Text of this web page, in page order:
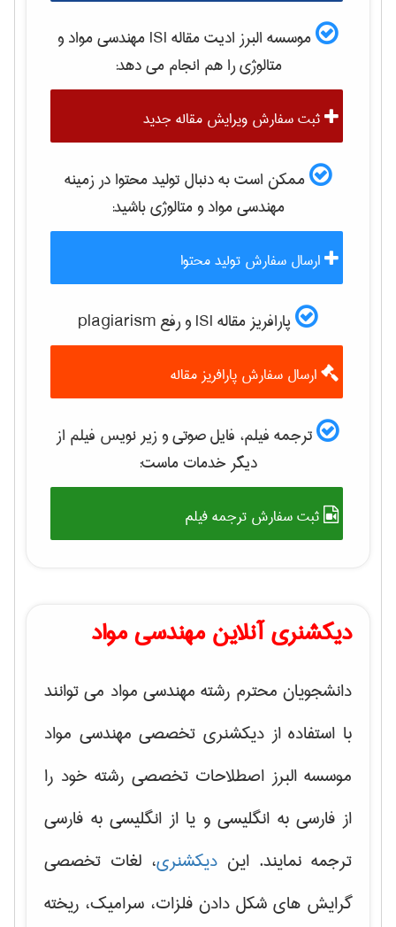
موسسه البرز ادیت مقاله ISI
مهندسی مواد و
متالوژیرا هم انجام می دهد:
ثبت سفارش ویرایش مقاله جدید
ممکن است به دنبال تولید محتوا در زمینه
مهندسی مواد و متالوژیباشید:
ارسال سفارش تولید محتوا
پارافریز مقاله ISI و رفع plagiarism
ارسال سفارش پارافریز مقاله
ترجمه فیلم، فایل صوتی و زیر نویس فیلم از
دیگر خدمات ماست:
ثبت سفارش ترجمه فیلم
دیکشنری آنلاین مهندسی مواد
دانشجویان محترم رشته مهندسی مواد می توانند
با استفاده از دیکشنری تخصصی مهندسی مواد
موسسه البرز اصطلاحات تخصصی رشته خود را
از فارسی به انگلیسی و یا از انگلیسی به فارسی
ترجمه نمایند. این دیکشنری، لغات تخصصی
گرایش های شکل دادن فلزات، سرامیک، ریخته